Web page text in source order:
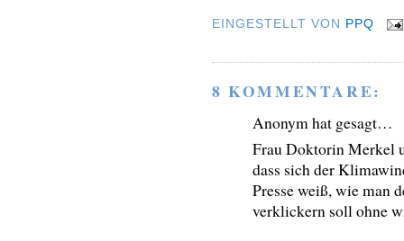
EINGESTELLT VON PPQ
8 KOMMENTARE:
Anonym hat gesagt…
Frau Doktorin Merkel
dass sich der
Presse weiß, wie man
verklickern soll ohne